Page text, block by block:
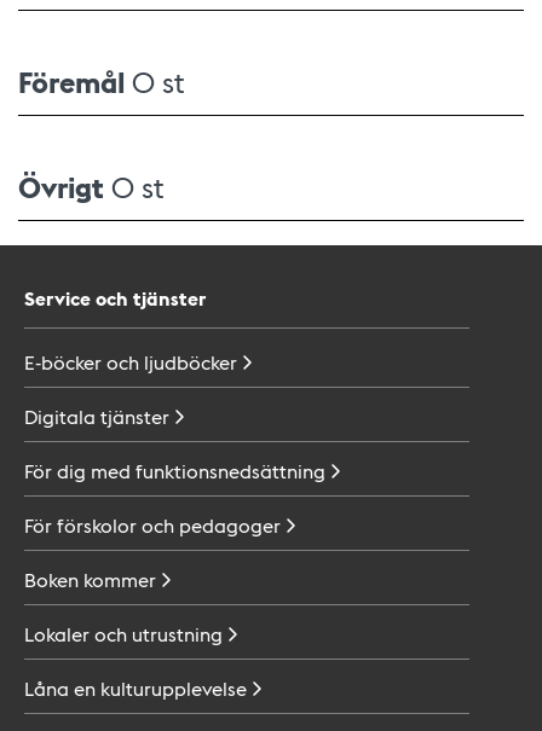
Föremål 0 st
Övrigt 0 st
Service och tjänster
E-böcker och ljudböcker
Digitala tjänster
För dig med funktionsnedsättning
För förskolor och pedagoger
Boken kommer
Lokaler och utrustning
Låna en kulturupplevelse